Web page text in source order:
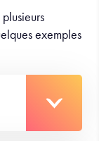
exemples